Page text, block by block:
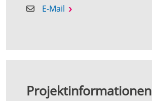
E-Mail
Projektinformationen